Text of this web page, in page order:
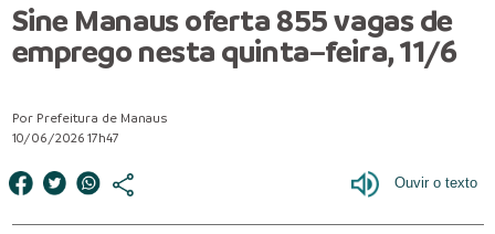
Sine Manaus oferta 855 vagas de
emprego nesta quinta–feira, 11/6
Por Prefeitura de Manaus
10/06/2026 17h47